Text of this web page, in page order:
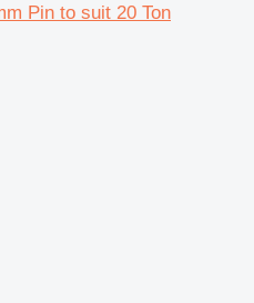
Pin to suit 20 Ton